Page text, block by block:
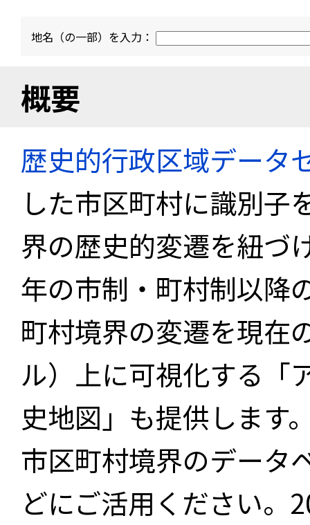
地名（の一部）を入力：
概要
歴史的行政区域データ
した市区町村に識別子
界の歴史的変遷を紐づ
年の市制・町村制以降
町村境界の変遷を現在
ル）上に可視化する「
史地図」も提供します
市区町村境界のデータ
どにご活用ください。